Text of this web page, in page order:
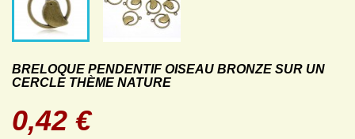
BRELOQUE PENDENTIF OISEAU BRONZE SUR UN
CERCLE THÈME NATURE
0,42 €